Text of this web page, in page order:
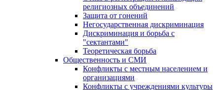
религиозных объединений
Защита от гонений
Негосударственная дискриминация
Дискриминация и борьба с
"сектантами"
Теоретическая борьба
Общественность и СМИ
Конфликты с местным населением и
организациями
Конфликты с учреждениями культуры